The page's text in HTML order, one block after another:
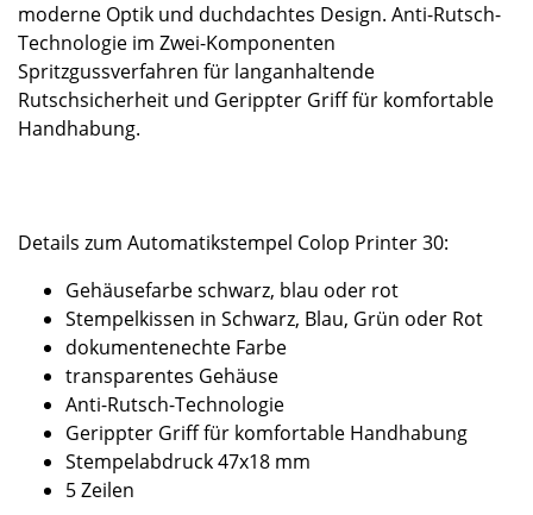
moderne Optik und duchdachtes Design. Anti-Rutsch-
Technologie im Zwei-Komponenten
Spritzgussverfahren für langanhaltende
Rutschsicherheit und Gerippter Griff für komfortable
Handhabung.
Details zum Automatikstempel Colop Printer 30:
Gehäusefarbe schwarz, blau oder rot
Stempelkissen in Schwarz, Blau, Grün oder Rot
dokumentenechte Farbe
transparentes Gehäuse
Anti-Rutsch-Technologie
Gerippter Griff für komfortable Handhabung
Stempelabdruck 47x18 mm
5 Zeilen